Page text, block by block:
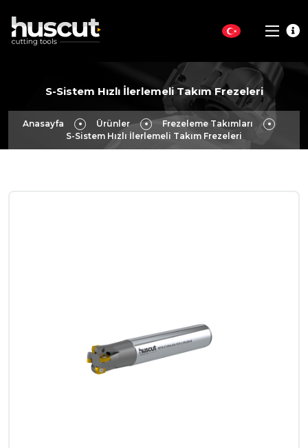
S-Sistem Hızlı İlerlemeli Takım Frezeleri
Anasayfa Ürünler
Frezeleme Takımları
S-Sistem Hızlı İlerlemeli Takım Frezeleri